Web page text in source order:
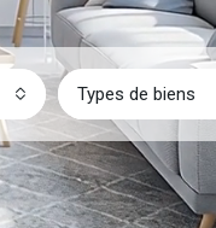
Types de biens